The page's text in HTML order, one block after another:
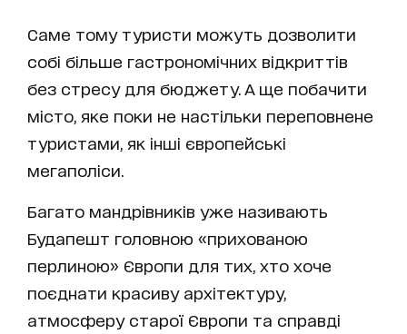
Саме тому туристи можуть дозволити
собі більше гастрономічних відкриттів
без стресу для бюджету. А ще побачити
місто, яке поки не настільки переповнене
туристами, як інші європейські
мегаполіси.
Багато мандрівників уже називають
Будапешт головною «прихованою
перлиною» Європи для тих, хто хоче
поєднати красиву архітектуру,
атмосферу старої Європи та справді